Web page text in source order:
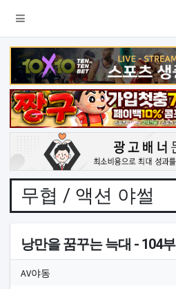
무협 / 액션 야썰
낭만을 꿈꾸는 늑대 - 104부
작성자 정보
AV야동